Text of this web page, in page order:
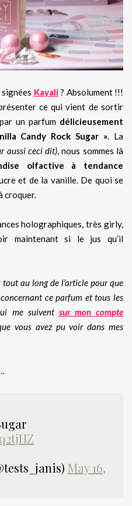
Kayali? Absolument !!!
ce qui vient de sortir
un parfum délicieusement
Candy Rock Sugar ». La
aussi ceci dit), nous sommes là
olfactive à tendance
et de la vanille. De quoi se
croquer.
holographiques, très girly,
maintenant si le jus qu’il
tout au long de l’article pour que
ce parfum et tous les
me suivent sur mon compte
vous avez pu voir dans mes
May 16,